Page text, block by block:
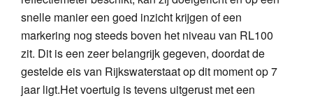
snelle manier een goed inzicht krijgen of een
markering nog steeds boven het niveau van RL100
zit. Dit is een zeer belangrijk gegeven, doordat de
gestelde eis van Rijkswaterstaat op dit moment op 7
jaar ligt.Het voertuig is tevens uitgerust met een